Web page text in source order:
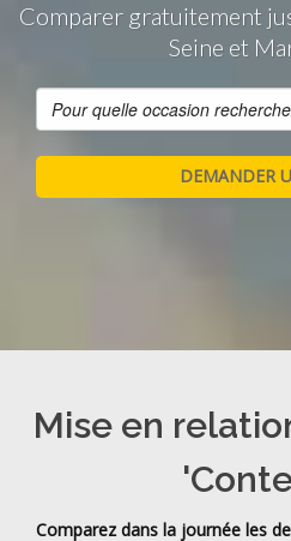
Comparer gratuitement
Seine et
Mise en
Comparez dans la journée les